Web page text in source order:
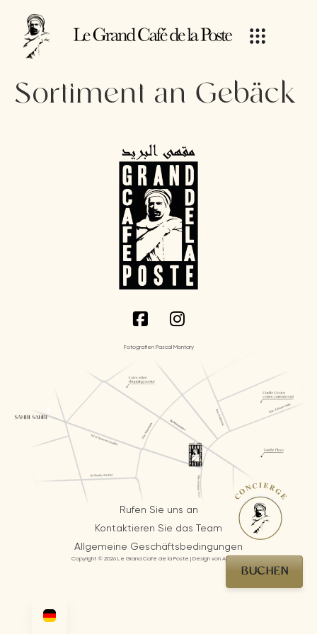
Sortiment an Gebäck
Rufen Sie uns an
Kontaktieren Sie das Team
Allgemeine Geschäftsbedingungen
Fotografien Pascal Montary
Copyright © 2026 Le Grand Café de la Poste | Design von AI Mosaic
BUCHEN
CONCIERGE